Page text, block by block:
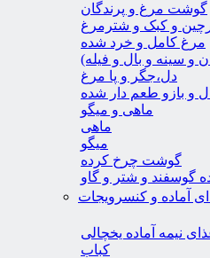
گوشت مرغ و پرندگان
و کبک و شترمرغ
مرغ کامل و خرد شده
و سينه و بال و فيله)
دل،جگر و پا مرغ
و بازو طعم دار شده
ماهی و میگو
ماهی
میگو
گوشت چرخ کرده
گوسفند و شتر و گاو
آماده و کنسرویجات
نیمه آماده یخچالی
کباب